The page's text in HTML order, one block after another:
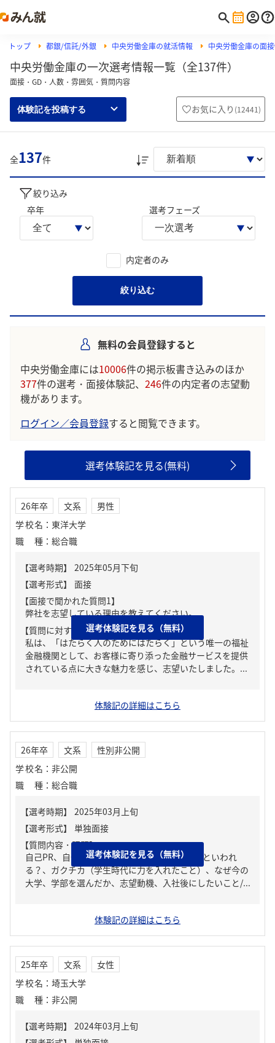
トップ 都銀/信託/外銀 中央労働金庫の就活情報 中央労働金庫の面
中央労働金庫の一次選考情報一覧（全137件）
面接・GD・人数・雰囲気・質問内容
体験記を投稿する お気に入り (12441)
全137件
絞り込み
卒年
選考フェーズ
内定者のみ
絞り込む
無料の会員登録すると
中央労働金庫には10006件の掲示板書き込みのほか
377件の選考・面接体験記、 246件の内定者の志望動
機があります。
ログイン／会員登録すると閲覧できます。
選考体験記を見る(無料)
26年卒 文系
男性
学校名 ： 東洋大学
職種 ： 総合職
【面接で聞かれた質問1】
弊社を志望している理由を教えてください。
【質問に対する回答1】
私は、「はたらく人のためにはたらく」という唯一の福祉
金融機関として、お客様に寄り添った金融サービスを提供
されている点に大きな魅力を感じ、志望いたしました。...
選考体験記を見る（無料）
体験記の詳細はこちら
26年卒 文系
性別非公開
学校名 ： 非公開
職種 ： 総合職
【質問内容・課題】
自己PR、自分の強み/弱み、周りからどんな人といわれ
る？、ガクチカ（学生時代に力を入れたこと）、なぜ今の
大学、学部を選んだか、志望動機、入社後にしたいこと/...
選考体験記を見る（無料）
体験記の詳細はこちら
25年卒 文系
女性
学校名 ： 埼玉大学
職種 ： 非公開